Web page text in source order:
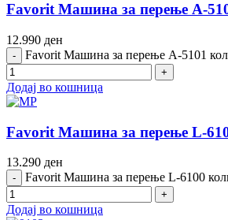
Favorit Машина за перење A-
12.990 ден
Favorit Машина за перење A-5101
Додај во кошница
Favorit Машина за перење L-
13.290 ден
Favorit Машина за перење L-6100
Додај во кошница